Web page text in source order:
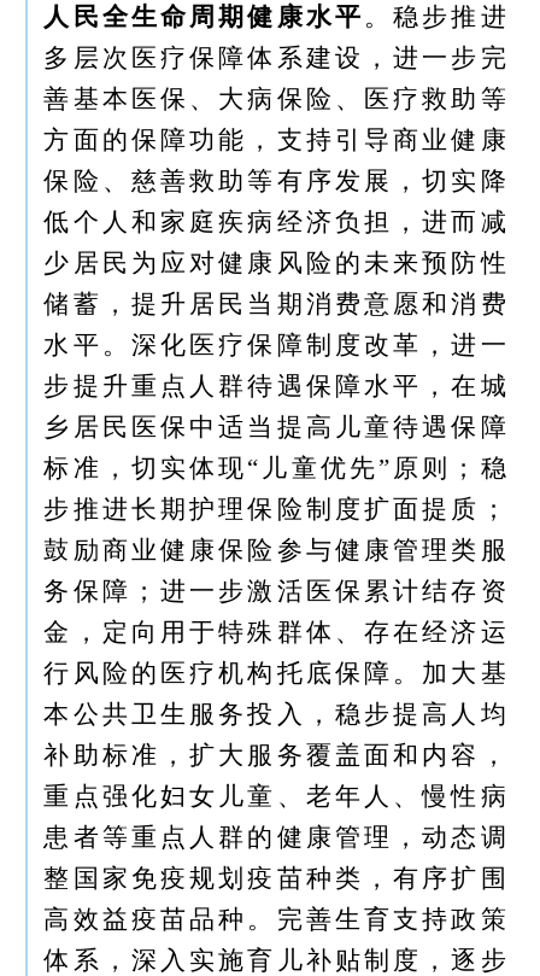
人民全生命周期健康水平 。稳步推进
多层次医疗保障体系建设，进一步完
善基本医保、大病保险、医疗救助等
方面的保障功能，支持引导商业健康
保险、慈善救助等有序发展，切实降
低个人和家庭疾病经济负担，进而减
少居民为应对健康风险的未来预防性
储蓄，提升居民当期消费意愿和消费
水平。深化医疗保障制度改革，进一
步提升重点人群待遇保障水平，在城
乡居民医保中适当提高儿童待遇保障
标准，切实体现“儿童优先”原则；稳
步推进长期护理保险制度扩面提质；
鼓励商业健康保险参与健康管理类服
务保障；进一步激活医保累计结存资
金，定向用于特殊群体、存在经济运
行风险的医疗机构托底保障。加大基
本公共卫生服务投入，稳步提高人均
补助标准，扩大服务覆盖面和内容，
重点强化妇女儿童、老年人、慢性病
患者等重点人群的健康管理，动态调
整国家免疫规划疫苗种类，有序扩围
高效益疫苗品种。完善生育支持政策
体系，深入实施育儿补贴制度，逐步